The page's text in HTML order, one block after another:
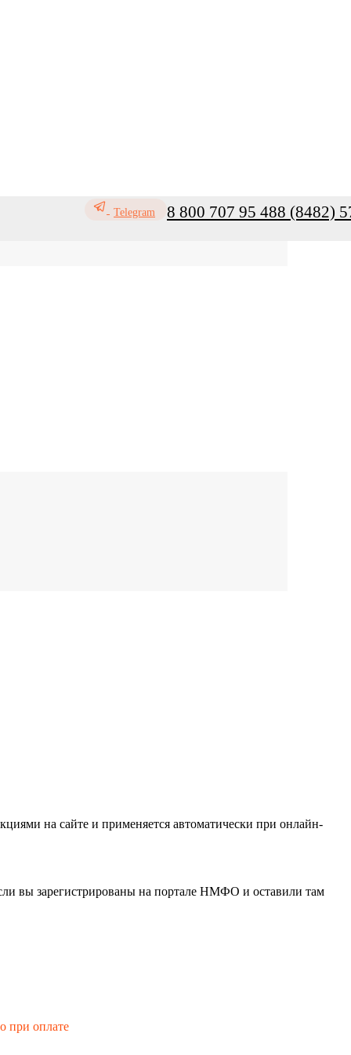
Telegram 8 800 707 95 488 (8482)
на сайте и применяется автоматически при онлайн-
вы зарегистрированы на портале НМФО и оставили там
при оплате